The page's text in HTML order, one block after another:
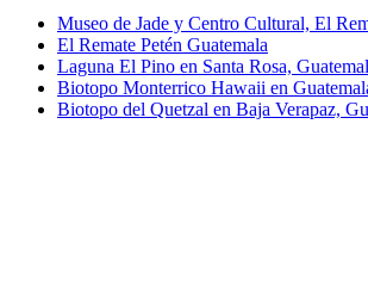
Museo de Jade y Centro Cultural, El
El Remate Petén Guatemala
Laguna El Pino en Santa Rosa,
Biotopo Monterrico Hawaii en
Biotopo del Quetzal en Baja Verapaz,